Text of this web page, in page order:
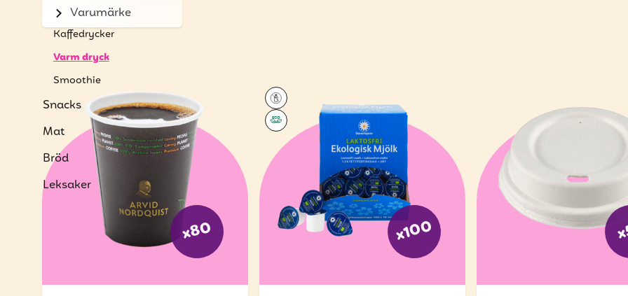
Shakes
Kaffedrycker
Varm dryck
Smoothie
Snacks
Mat
Bröd
Leksaker
Varumärke
x80 x100